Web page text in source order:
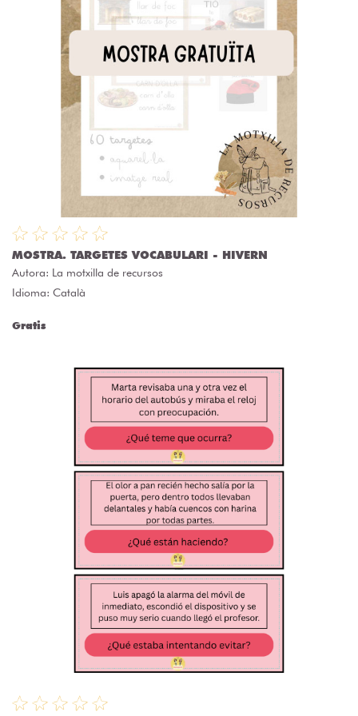
MOSTRA. TARGETES VOCABULARI - HIVERN
Autora: La motxilla de recursos
Idioma: Català
Gratis